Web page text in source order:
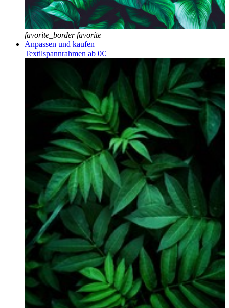
favorite_border favorite
Anpassen und kaufen
Textilspannrahmen ab 0€